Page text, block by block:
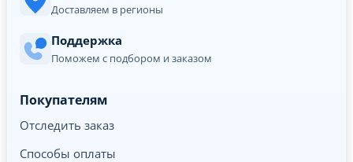
Доставляем в регионы
Поддержка
Поможем с подбором и заказом
Покупателям
Отследить заказ
Способы оплаты